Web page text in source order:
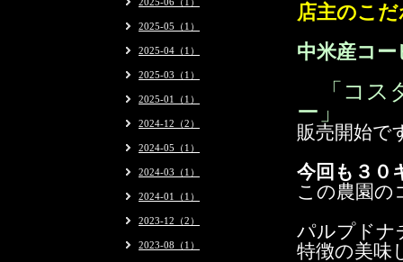
店主のこ
中米産コー
「 コス
ー」
販売開始で
今回も ３０
この農園の
パルプドナ
特徴の美味
2025-05（1）
2025-04（1）
2025-03（1）
2025-01（1）
2024-12（2）
2024-05（1）
2024-03（1）
2024-01（1）
2023-12（2）
2023-08（1）